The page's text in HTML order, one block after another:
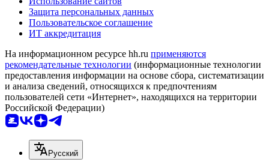
Защита персональных данных
Пользовательское соглашение
ИТ аккредитация
На информационном ресурсе hh.ru применяются
рекомендательные технологии (информационные технологии
предоставления информации на основе сбора, систематизации
и анализа сведений, относящихся к предпочтениям
пользователей сети «Интернет», находящихся на территории
Российской Федерации)
Русский